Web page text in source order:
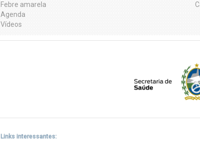
Febre amarela
Agenda
Vídeos
Links interessantes: